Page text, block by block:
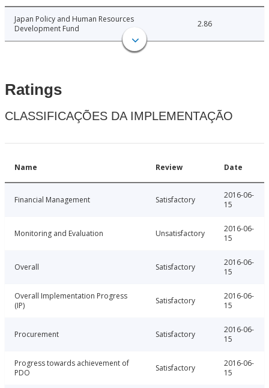
Japan Policy and Human Resources
Development Fund
2.86
Ratings
CLASSIFICAÇÕES DA IMPLEMENTAÇÃO
Name Review Date
Financial Management Satisfactory
2016-06-
15
Monitoring and Evaluation Unsatisfactory
2016-06-
15
Overall Satisfactory
2016-06-
15
Overall Implementation Progress
(IP)
Satisfactory
2016-06-
15
Procurement Satisfactory
2016-06-
15
Progress towards achievement of
PDO
Satisfactory
2016-06-
15